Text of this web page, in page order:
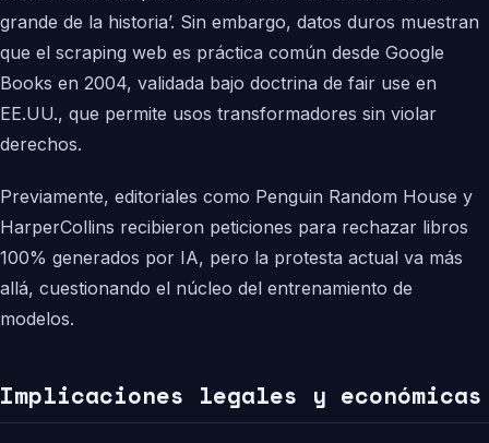
grande de la historia’. Sin embargo, datos duros muestran
que el scraping web es práctica común desde Google
Books en 2004, validada bajo doctrina de fair use en
EE.UU., que permite usos transformadores sin violar
derechos.
Previamente, editoriales como Penguin Random House y
HarperCollins recibieron peticiones para rechazar libros
100% generados por IA, pero la protesta actual va más
allá, cuestionando el núcleo del entrenamiento de
modelos.
Implicaciones legales y económicas